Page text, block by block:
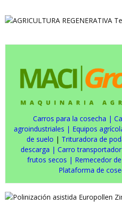
Carros para la cosecha |
agroindustriales | Equipos
de suelo | Trituradora de
descarga | Carro
frutos secos | Remecedor
Plataforma de